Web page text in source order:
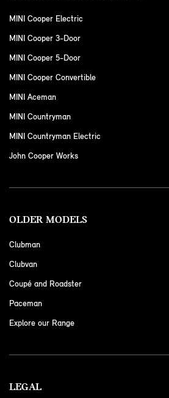
MINI Cooper Electric
MINI Cooper 3-Door
MINI Cooper 5-Door
MINI Cooper Convertible
MINI Aceman
MINI Countryman
MINI Countryman Electric
John Cooper Works
OLDER MODELS
Clubman
Clubvan
Coupé and Roadster
Paceman
Explore our Range
LEGAL